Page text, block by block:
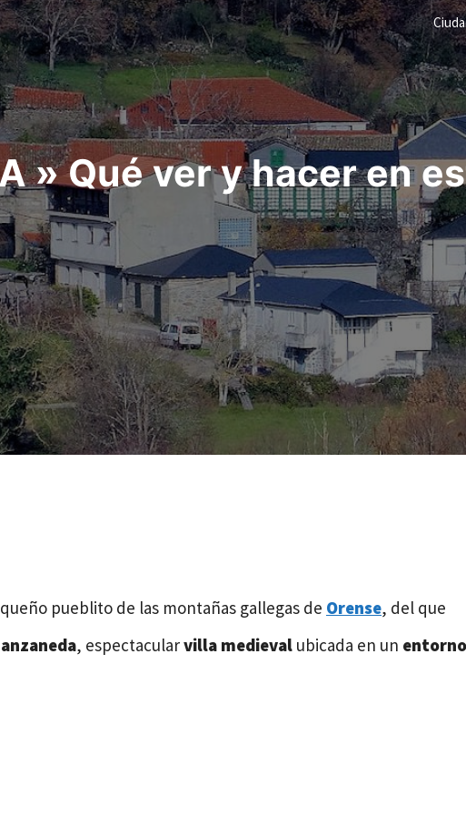
» Qué ver y hacer en
pueblito de las montañas gallegas de Orense, del que
, espectacularvilla medieval ubicada en un entorno